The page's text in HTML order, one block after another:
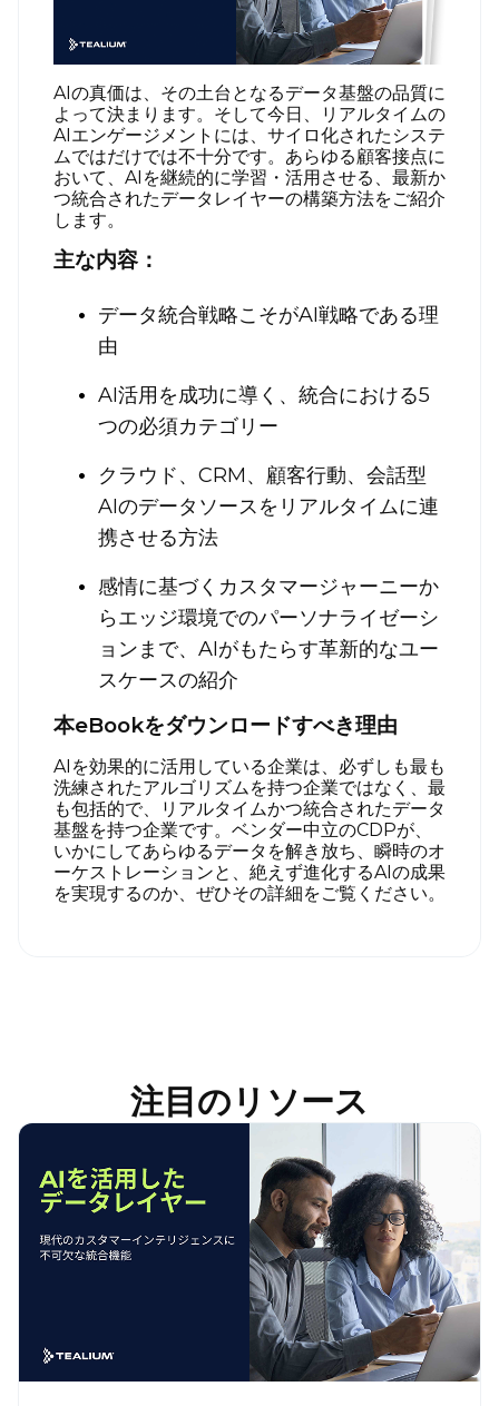
AIの真価は、その土台となるデータ基盤の品質に
よって決まります。そして今日、リアルタイムの
AIエンゲージメントには、サイロ化されたシステ
ムではだけでは不十分です。あらゆる顧客接点に
おいて、AIを継続的に学習・活用させる、最新か
つ統合されたデータレイヤーの構築方法をご紹介
します。
主な内容：
データ統合戦略こそがAI戦略である理
由
AI活用を成功に導く、統合における5
つの必須カテゴリー
クラウド、CRM、顧客行動、会話型
AIのデータソースをリアルタイムに連
携させる方法
感情に基づくカスタマージャーニーか
らエッジ環境でのパーソナライゼーシ
ョンまで、AIがもたらす革新的なユー
スケースの紹介
本eBookをダウンロードすべき理由
AIを効果的に活用している企業は、必ずしも最も
洗練されたアルゴリズムを持つ企業ではなく、最
も包括的で、リアルタイムかつ統合されたデータ
基盤を持つ企業です。ベンダー中立のCDPが、
いかにしてあらゆるデータを解き放ち、瞬時のオ
ーケストレーションと、絶えず進化するAIの成果
を実現するのか、ぜひその詳細をご覧ください。
注目のリソース